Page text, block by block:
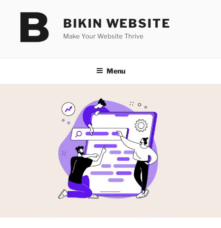
BIKIN WEBSITE
Make Your Website Thrive
Menu